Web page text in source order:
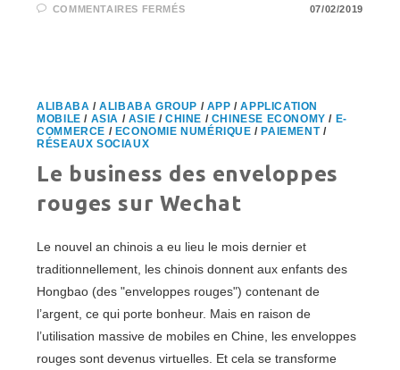
COMMENTAIRES FERMÉSSUR
07/02/2019
ALIBABA /ALIBABA GROUP / APP /APPLICATION
MOBILE / ASIA / ASIE /CHINE / CHINESE ECONOMY / E-
COMMERCE / ECONOMIE NUMÉRIQUE / PAIEMENT/
RÉSEAUX SOCIAUX
Le business des enveloppes
rouges sur Wechat
Le nouvel an chinois a eu lieu le mois dernier et
traditionnellement, les chinois donnent aux enfants des
Hongbao (des "enveloppes rouges") contenant de
l’argent, ce qui porte bonheur. Mais en raison de
l’utilisation massive de mobiles en Chine, les enveloppes
rouges sont devenus virtuelles. Et cela se transforme